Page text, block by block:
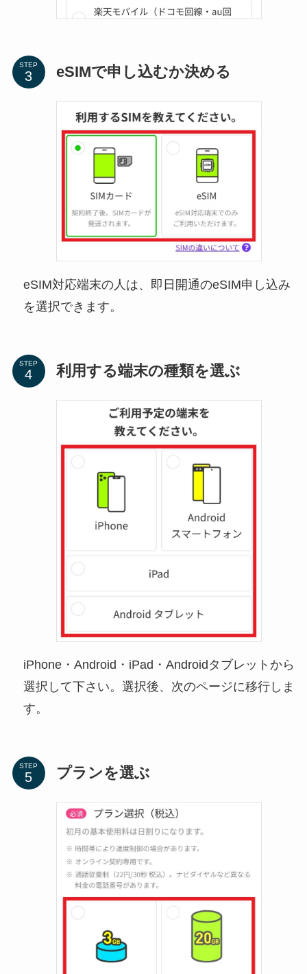
STEP eSIMで申し込むか決める
eSIM対応端末の人は、即日開通のeSIM申し込み
を選択できます。
STEP 利用する端末の種類を選ぶ
iPhone・Android・iPad・Androidタブレットから
選択して下さい。選択後、次のページに移行しま
す。
STEP プランを選ぶ